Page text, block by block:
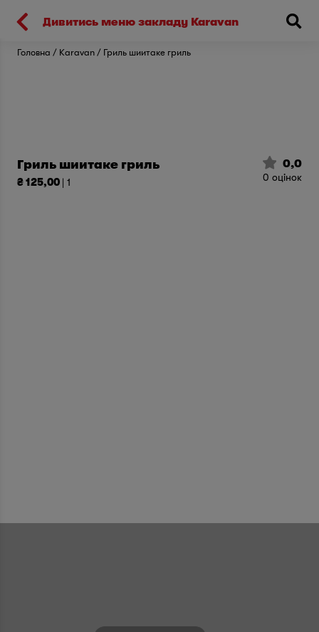
Киев
Головна Karavan Гриль шиитаке гриль
Дивитись меню закладу Karavan
Гриль шиитаке гриль
₴ 125,00 | 1
0,0
0 оцінок